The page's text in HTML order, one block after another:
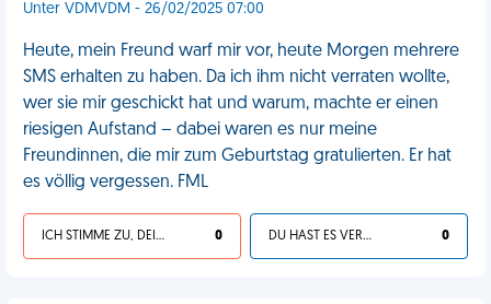
Unter VDMVDM - 26/02/2025 07:00
Heute, mein Freund warf mir vor, heute Morgen mehrere
SMS erhalten zu haben. Da ich ihm nicht verraten wollte,
wer sie mir geschickt hat und warum, machte er einen
riesigen Aufstand – dabei waren es nur meine
Freundinnen, die mir zum Geburtstag gratulierten. Er hat
es völlig vergessen. FML
ICH STIMME ZU, DEIN LEBEN IST SCHEISSE 0 DU HAST ES VERDIENT 0